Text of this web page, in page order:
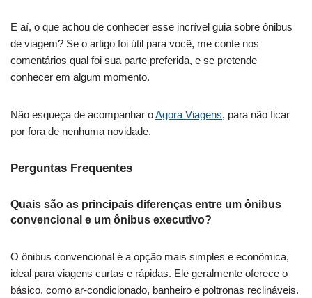
E aí, o que achou de conhecer esse incrível guia sobre ônibus
de viagem? Se o artigo foi útil para você, me conte nos
comentários qual foi sua parte preferida, e se pretende
conhecer em algum momento.
Não esqueça de acompanhar oAgora Viagens, para não ficar
por fora de nenhuma novidade.
Perguntas Frequentes
Quais são as principais diferenças entre um ônibus
convencional e um ônibus executivo?
O ônibus convencional é a opção mais simples e econômica,
ideal para viagens curtas e rápidas. Ele geralmente oferece o
básico, como ar-condicionado, banheiro e poltronas reclináveis.